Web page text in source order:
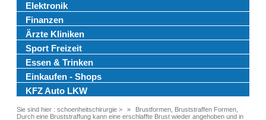
Elektronik
Finanzen
Ärzte Kliniken
Sport Freizeit
Essen & Trinken
Einkaufen - Shops
KFZ Auto LKW
Sie sind hier : schoenheitschirurgie >
Brustformen, Bruststraffen Formen,
Durch eine Bruststraffung kann eine erschlaffte Brust wieder angehoben und in